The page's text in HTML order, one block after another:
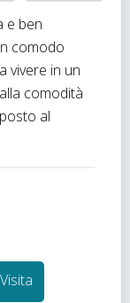
e ben
comodo
vivere in un
comodità
al
Visita